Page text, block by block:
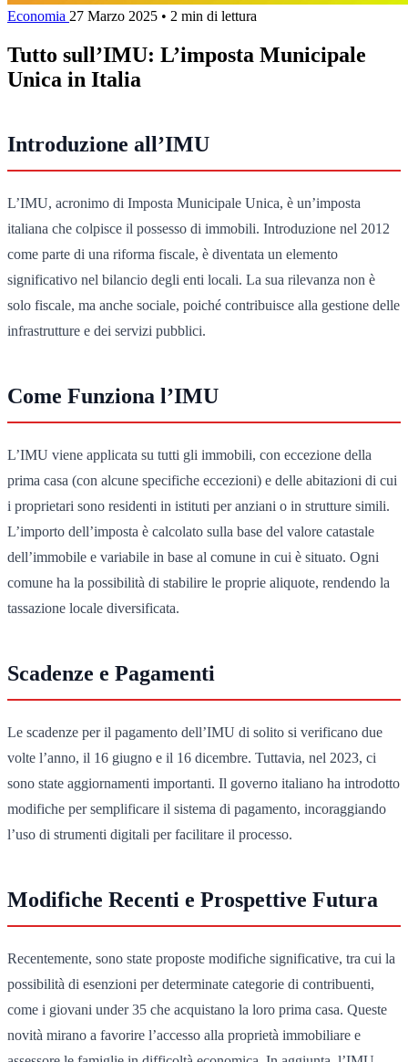
Economia 27 Marzo 2025 • 2 min di lettura
Tutto sull’IMU: L’imposta Municipale
Unica in Italia
Introduzione all’IMU
L’IMU, acronimo di Imposta Municipale Unica, è un’imposta
italiana che colpisce il possesso di immobili. Introduzione nel 2012
come parte di una riforma fiscale, è diventata un elemento
significativo nel bilancio degli enti locali. La sua rilevanza non è
solo fiscale, ma anche sociale, poiché contribuisce alla gestione delle
infrastrutture e dei servizi pubblici.
Come Funziona l’IMU
L’IMU viene applicata su tutti gli immobili, con eccezione della
prima casa (con alcune specifiche eccezioni) e delle abitazioni di cui
i proprietari sono residenti in istituti per anziani o in strutture simili.
L’importo dell’imposta è calcolato sulla base del valore catastale
dell’immobile e variabile in base al comune in cui è situato. Ogni
comune ha la possibilità di stabilire le proprie aliquote, rendendo la
tassazione locale diversificata.
Scadenze e Pagamenti
Le scadenze per il pagamento dell’IMU di solito si verificano due
volte l’anno, il 16 giugno e il 16 dicembre. Tuttavia, nel 2023, ci
sono state aggiornamenti importanti. Il governo italiano ha introdotto
modifiche per semplificare il sistema di pagamento, incoraggiando
l’uso di strumenti digitali per facilitare il processo.
Modifiche Recenti e Prospettive Futura
Recentemente, sono state proposte modifiche significative, tra cui la
possibilità di esenzioni per determinate categorie di contribuenti,
come i giovani under 35 che acquistano la loro prima casa. Queste
novità mirano a favorire l’accesso alla proprietà immobiliare e